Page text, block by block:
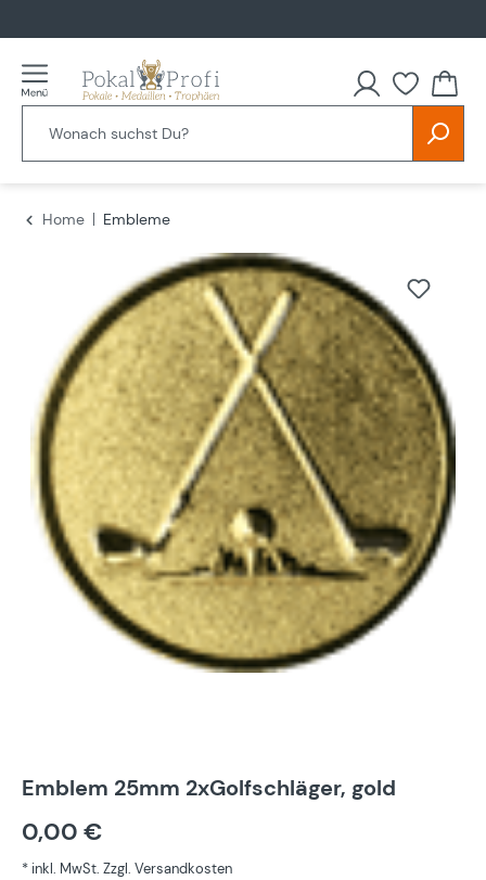
Home
Embleme
Bildergalerie überspringen
Emblem 25mm 2xGolfschläger, gold
0,00 €
* inkl. MwSt. Zzgl. Versandkosten